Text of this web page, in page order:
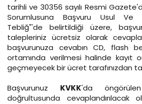
tarihli ve 30356 sayılı Resmi
Sorumlusuna Başvuru Usul Ve
Tebliğ"'de belirtildiği üzere,
talepleriniz ücretsiz olarak
başvurunuza cevabın CD, flash
ortamında verilmesi halinde kayıt
geçmeyecek bir ücret tarafınızdan
Başvurunuz KVKK'da
doğrultusunda cevaplandırılacak